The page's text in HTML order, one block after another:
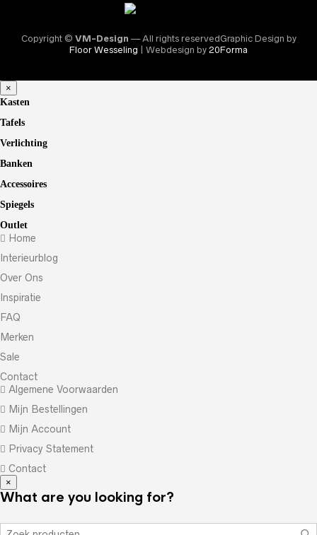
Copyright © VM-Design — All rights reservedGraphic Design by
Floor Wesseling | Webdesign by 20Forma
×
Kasten
Tafels
Verlichting
Banken
Accessoires
Spiegels
Outlet
Home
Interieurblog
Over Ons
Inspiratie
FAQ
Merken
Sale
Contact
Algemene Voorwaarden
Mijn Bestellingen
Mijn Account
Privacy Statement
Contact
×
What are you looking for?